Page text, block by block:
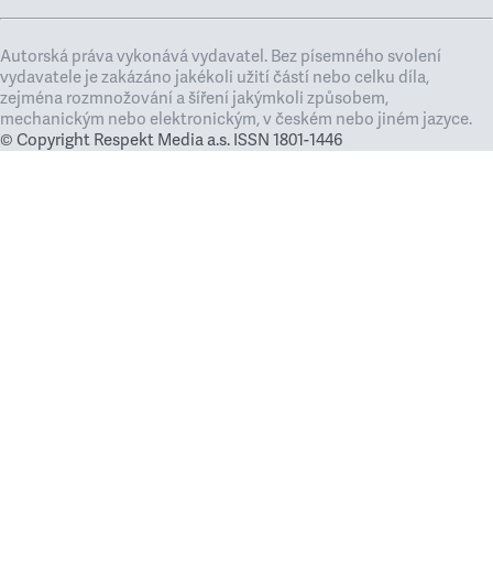
Autorská práva vykonává vydavatel. Bez písemného svolení
vydavatele je zakázáno jakékoli užití částí nebo celku díla,
zejména rozmnožování a šíření jakýmkoli způsobem,
mechanickým nebo elektronickým, v českém nebo jiném jazyce.
© Copyright Respekt Media a.s. ISSN 1801-1446